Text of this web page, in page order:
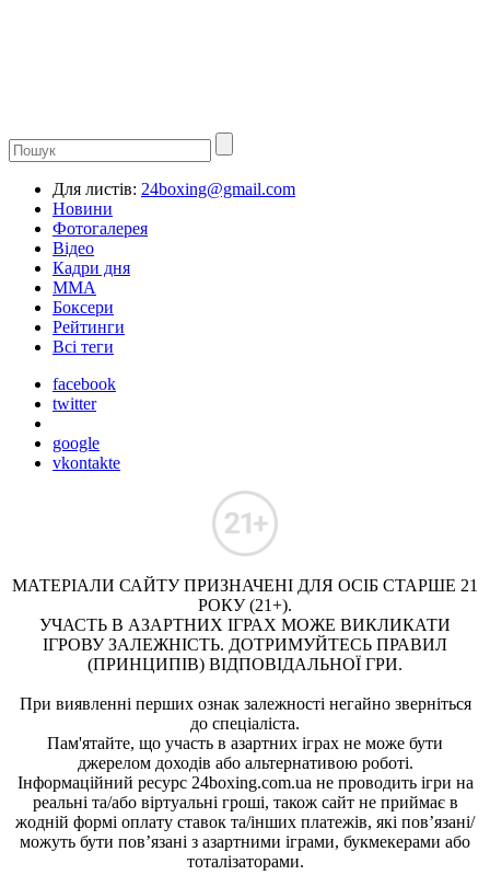
Для листів: 24boxing@gmail.com
Новини
Фотогалерея
Відео
Кадри дня
ММА
Боксери
Рейтинги
Всі теги
facebook
twitter
google
vkontakte
МАТЕРІАЛИ САЙТУ ПРИЗНАЧЕНІ ДЛЯ ОСІБ СТАРШЕ 21
РОКУ (21+).
УЧАСТЬ В АЗАРТНИХ ІГРАХ МОЖЕ ВИКЛИКАТИ
ІГРОВУ ЗАЛЕЖНІСТЬ. ДОТРИМУЙТЕСЬ ПРАВИЛ
(ПРИНЦИПІВ) ВІДПОВІДАЛЬНОЇ ГРИ.
При виявленні перших ознак залежності негайно зверніться
до спеціаліста.
Пам'ятайте, що участь в азартних іграх не може бути
джерелом доходів або альтернативою роботі.
Інформаційний ресурс 24boxing.com.ua не проводить ігри на
реальні та/або віртуальні гроші, також сайт не приймає в
жодній формі оплату ставок та/інших платежів, які пов’язані/
можуть бути пов’язані з азартними іграми, букмекерами або
тоталізаторами.